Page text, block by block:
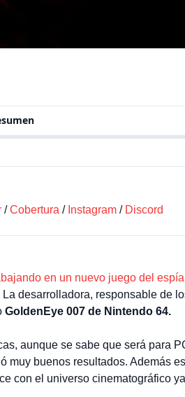
/Cobertura / Instagram / Discord
en un nuevo juego del
desarrolladora, responsable de
GoldenEye 007 de Nintendo 64.
aunque se sabe que será para
muy buenos resultados. Además
con el universo cinematográfico